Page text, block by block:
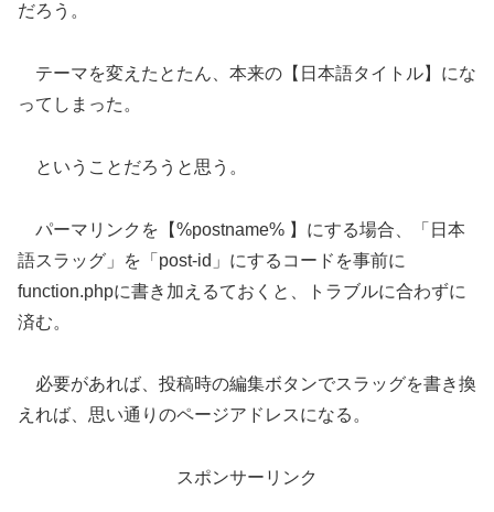
だろう。
テーマを変えたとたん、本来の【日本語タイトル】にな
ってしまった。
ということだろうと思う。
パーマリンクを【%postname% 】にする場合、「日本
語スラッグ」を「post-id」にするコードを事前に
function.phpに書き加えるておくと、トラブルに合わずに
済む。
必要があれば、投稿時の編集ボタンでスラッグを書き換
えれば、思い通りのページアドレスになる。
スポンサーリンク